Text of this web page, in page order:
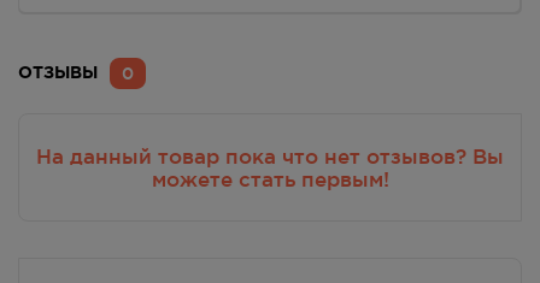
0
ОТЗЫВЫ
На данный товар пока что нет отзывов? Вы
можете стать первым!